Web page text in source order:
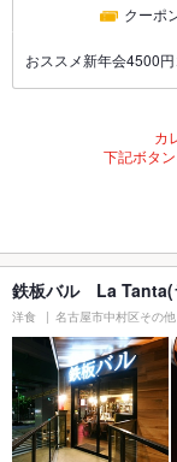
クーポ
おススメ新年会4500
カ
下記ボタ
鉄板バル La
洋食 名古屋市中村区その他